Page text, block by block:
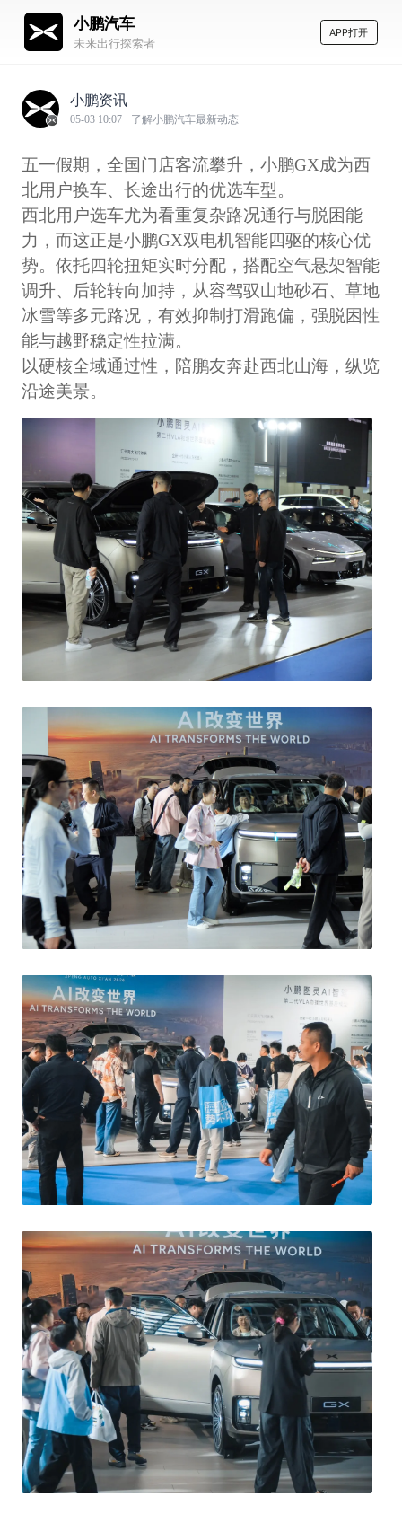
小鹏汽车
未来出行探索者
APP打开
小鹏资讯
05-03 10:07 · 了解小鹏汽车最新动态
五一假期，全国门店客流攀升，小鹏GX成为西
北用户换车、长途出行的优选车型。
西北用户选车尤为看重复杂路况通行与脱困能
力，而这正是小鹏GX双电机智能四驱的核心优
势。依托四轮扭矩实时分配，搭配空气悬架智能
调升、后轮转向加持，从容驾驭山地砂石、草地
冰雪等多元路况，有效抑制打滑跑偏，强脱困性
能与越野稳定性拉满。
以硬核全域通过性，陪鹏友奔赴西北山海，纵览
沿途美景。